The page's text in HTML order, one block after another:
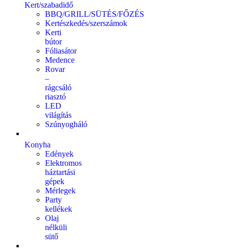
Kert/szabadidő
BBQ/GRILL/SÜTÉS/FŐZÉS
Kertészkedés/szerszámok
Kerti
bútor
Fóliasátor
Medence
Rovar
–
rágcsáló
riasztó
LED
világítás
Szúnyogháló
Konyha
Edények
Elektromos
háztartási
gépek
Mérlegek
Party
kellékek
Olaj
nélküli
sütő